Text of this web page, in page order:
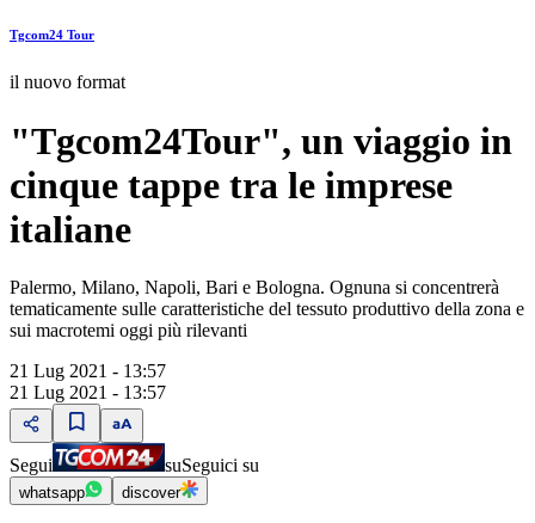
Tgcom24 Tour
il nuovo format
"Tgcom24Tour", un viaggio in
cinque tappe tra le imprese
italiane
Palermo, Milano, Napoli, Bari e Bologna. Ognuna si concentrerà
tematicamente sulle caratteristiche del tessuto produttivo della zona e
sui macrotemi oggi più rilevanti
21 Lug 2021 - 13:57
21 Lug 2021 - 13:57
Segui suSeguici su
whatsapp discover